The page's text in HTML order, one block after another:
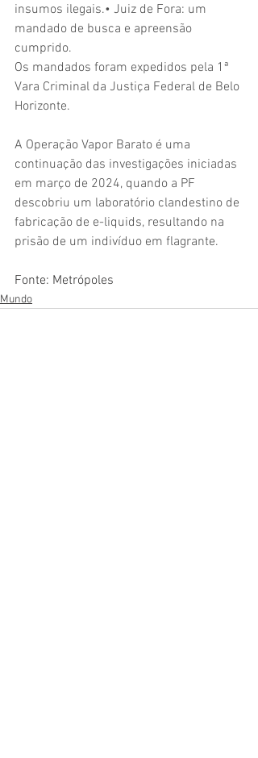
insumos ilegais.• Juiz de Fora: um
mandado de busca e apreensão
cumprido.
Os mandados foram expedidos pela 1ª
Vara Criminal da Justiça Federal de Belo
Horizonte.
A Operação Vapor Barato é uma
continuação das investigações iniciadas
em março de 2024, quando a PF
descobriu um laboratório clandestino de
fabricação de e-liquids, resultando na
prisão de um indivíduo em flagrante.
Fonte: Metrópoles
Mundo